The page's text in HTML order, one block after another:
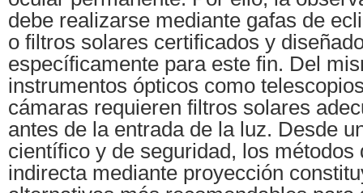
debe realizarse mediante gafas de
o filtros solares certificados y
específicamente para este fin. Del
instrumentos ópticos como
cámaras requieren filtros solares
antes de la entrada de la luz. Desde
científico y de seguridad, los métodos
indirecta mediante proyección